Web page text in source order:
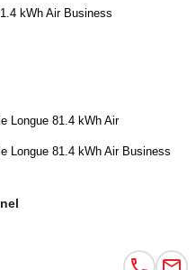
électriquement
la distance
kWh Air Business
Longue 81.4 kWh Air
Longue 81.4 kWh Air Business